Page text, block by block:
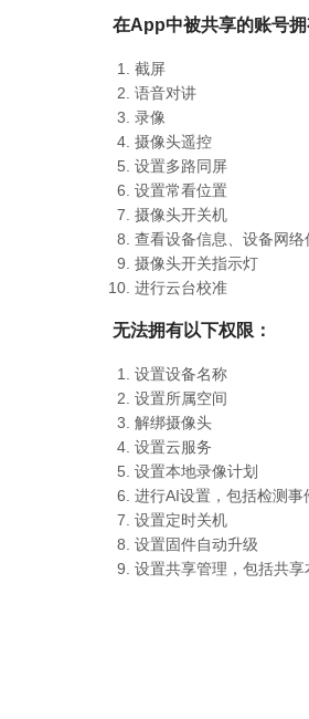
在App中被共享的账号拥
截屏
语音对讲
录像
摄像头遥控
设置多路同屏
设置常看位置
摄像头开关机
查看设备信息、设备网络
摄像头开关指示灯
进行云台校准
无法拥有以下权限：
设置设备名称
设置所属空间
解绑摄像头
设置云服务
设置本地录像计划
进行AI设置，包括检测
设置定时关机
设置固件自动升级
设置共享管理，包括共